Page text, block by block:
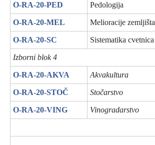
O-RA-20-PED Pedologija
O-RA-20-MEL Melioracije zemljišta
O-RA-20-SC Sistematika cvetnica
Izborni blok 4
O-RA-20-AKVA Akvakultura
O-RA-20-STOČ Stočarstvo
O-RA-20-VING Vinogradarstvo